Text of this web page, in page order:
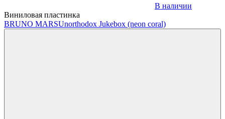
В наличии
Виниловая пластинка
BRUNO MARSUnorthodox Jukebox (neon coral)